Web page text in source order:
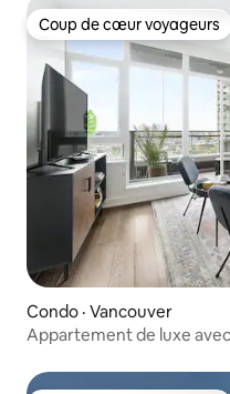
Coup de cœur voyageurs
Coup de cœur voyageurs
Condo · Vancouver
Appartement de luxe